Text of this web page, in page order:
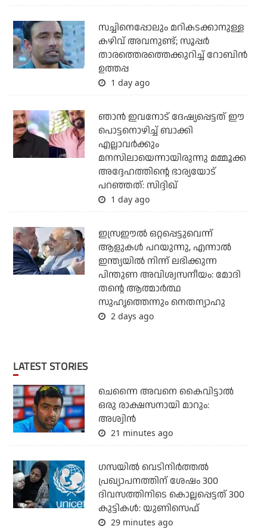
സച്ചിനെപ്പോലും മറികടക്കാനുള്ള
കഴിവ് അവനുണ്ട്; സൂപ്പര്‍
താരത്തെരത്തെക്കുറിച്ച് റോബിന്‍
ഉത്തപ്പ
1 day ago
ഞാന്‍ ഇവനോട് ദേഷ്യപ്പെട്ടത് ഈ
പൊട്ടനൊഴിച്ച് ബാക്കി
എല്ലാവര്‍ക്കും
മനസിലായെന്നായിരുന്നു മമ്മൂക്ക
അദ്ദേഹത്തിന്റെ ഭാര്യയോട്
പറഞ്ഞത്: സിദ്ദിഖ്
1 day ago
ഇസ്രഈല്‍ ഒറ്റപ്പെട്ടുവെന്ന്
ആളുകള്‍ പറയുന്നു, എന്നാല്‍
ഇന്ത്യയില്‍ നിന്ന് ലഭിക്കുന്ന
പിന്തുണ അവിശ്വസനീയം: മോദി
തന്റെ ആത്മാര്‍ത്ഥ
സുഹൃത്തെന്നും നെതന്യാഹു
2 days ago
LATEST STORIES
ചെന്നൈ അവനെ കൈവിട്ടാല്‍
ഒരു രാക്ഷസനായി മാറും:
അശ്വിന്‍
21 minutes ago
ഗസയില്‍ വെടിനിര്‍ത്തല്‍
പ്രഖ്യാപനത്തിന് ശേഷം 300
ദിവസത്തിനിടെ കൊല്ലപ്പെട്ടത് 300
കുട്ടികള്‍: യുണിസെഫ്
29 minutes ago